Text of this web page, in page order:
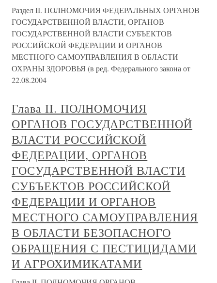
Раздел II. ПОЛНОМОЧИЯ ФЕДЕРАЛЬНЫХ ОРГАНОВ
ГОСУДАРСТВЕННОЙ ВЛАСТИ, ОРГАНОВ
ГОСУДАРСТВЕННОЙ ВЛАСТИ СУБЪЕКТОВ
РОССИЙСКОЙ ФЕДЕРАЦИИ И ОРГАНОВ
МЕСТНОГО САМОУПРАВЛЕНИЯ В ОБЛАСТИ
ОХРАНЫ ЗДОРОВЬЯ (в ред. Федерального закона от
22.08.2004
Глава II. ПОЛНОМОЧИЯ
ОРГАНОВ ГОСУДАРСТВЕННОЙ
ВЛАСТИ РОССИЙСКОЙ
ФЕДЕРАЦИИ, ОРГАНОВ
ГОСУДАРСТВЕННОЙ ВЛАСТИ
СУБЪЕКТОВ РОССИЙСКОЙ
ФЕДЕРАЦИИ И ОРГАНОВ
МЕСТНОГО САМОУПРАВЛЕНИЯ
В ОБЛАСТИ БЕЗОПАСНОГО
ОБРАЩЕНИЯ С ПЕСТИЦИДАМИ
И АГРОХИМИКАТАМИ